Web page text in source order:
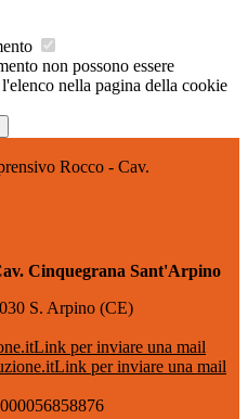
non possono essere
nella pagina della cookie
Rocco - Cav.
Cinquegrana Sant'Arpino
S. Arpino (CE)
Link per inviare una mail
Link per inviare una mail